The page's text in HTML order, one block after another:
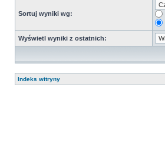
Sortuj wyniki wg:
Wyświetl wyniki z ostatnich:
Indeks witryny